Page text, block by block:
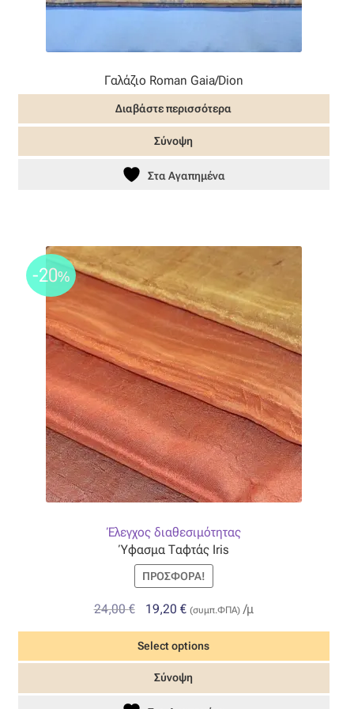
Γαλάζιο Roman Gaia/Dion
Διαβάστε περισσότερα
Σύνοψη
Στα Αγαπημένα
Έλεγχος διαθεσιμότητας
-20%
Ύφασμα Ταφτάς Iris
ΠΡΟΣΦΟΡΆ!
24,00€
Original
was:
24,00 €.
19,20€Η
τιμή
είναι:
19,20 €.
(συμπ.ΦΠΑ) /μ
Select options
το
Σύνοψη